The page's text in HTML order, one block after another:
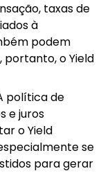
taxas de
à
podem
o Yield
política de
e juros
o Yield
se
para gerar